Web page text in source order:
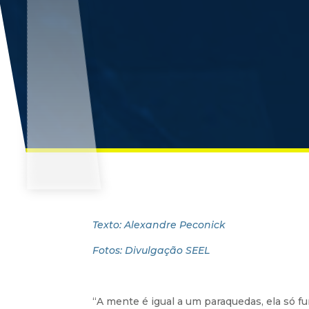
Texto: Alexandre Peconick
Fotos: Divulgação SEEL
“A mente é igual a um paraquedas, ela só